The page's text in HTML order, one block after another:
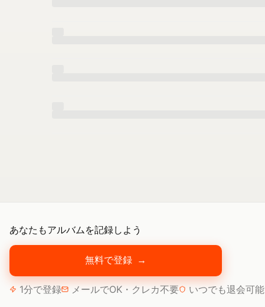
あなたもアルバムを記録しよう
無料で登録 →
1分で登録 メールでOK・クレカ不要 いつでも退会可能